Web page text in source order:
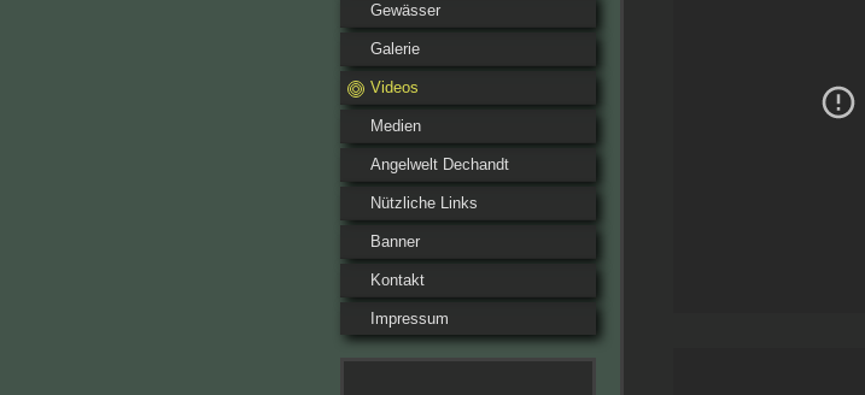
Gewässer
Galerie
Videos
Medien
Angelwelt Dechandt
Nützliche Links
Banner
Kontakt
Impressum